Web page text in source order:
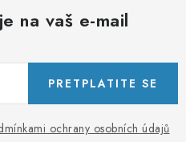
na vaš e-mail
ochrany osobních údajů
PRETPLATITE SE